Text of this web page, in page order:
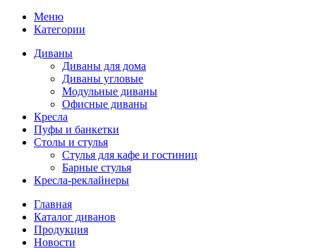
Меню
Категории
Диваны
Диваны для дома
Диваны угловые
Модульные диваны
Офисные диваны
Кресла
Пуфы и банкетки
Столы и стулья
Стулья для кафе и гостиниц
Барные стулья
Кресла-реклайнеры
Главная
Каталог диванов
Продукция
Новости